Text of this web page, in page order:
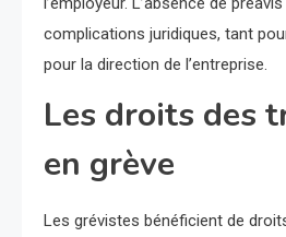
complications juridiques, tant
pour la direction de l’entreprise.
Les droits des
en grève
Les grévistes bénéficient de